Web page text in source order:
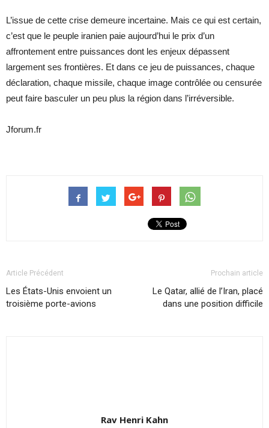
L’issue de cette crise demeure incertaine. Mais ce qui est certain,
c’est que le peuple iranien paie aujourd’hui le prix d’un
affrontement entre puissances dont les enjeux dépassent
largement ses frontières. Et dans ce jeu de puissances, chaque
déclaration, chaque missile, chaque image contrôlée ou censurée
peut faire basculer un peu plus la région dans l’irréversible.
Jforum.fr
Article Précédent
Les États-Unis envoient un
troisième porte-avions
Prochain article
Le Qatar, allié de l’Iran, placé
dans une position difficile
Rav Henri Kahn